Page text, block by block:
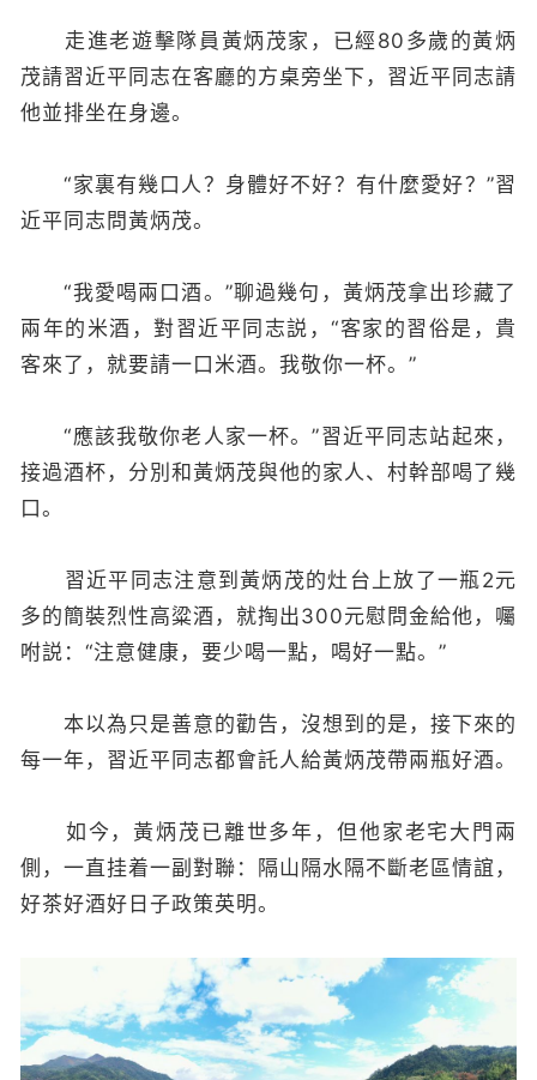
走進老遊擊隊員黃炳茂家，已經80多歲的黃炳
茂請習近平同志在客廳的方桌旁坐下，習近平同志請
他並排坐在身邊。
“家裏有幾口人？身體好不好？有什麼愛好？”習
近平同志問黃炳茂。
“我愛喝兩口酒。”聊過幾句，黃炳茂拿出珍藏了
兩年的米酒，對習近平同志説，“客家的習俗是，貴
客來了，就要請一口米酒。我敬你一杯。”
“應該我敬你老人家一杯。”習近平同志站起來，
接過酒杯，分別和黃炳茂與他的家人、村幹部喝了幾
口。
習近平同志注意到黃炳茂的灶台上放了一瓶2元
多的簡裝烈性高粱酒，就掏出300元慰問金給他，囑
咐説：“注意健康，要少喝一點，喝好一點。”
本以為只是善意的勸告，沒想到的是，接下來的
每一年，習近平同志都會託人給黃炳茂帶兩瓶好酒。
如今，黃炳茂已離世多年，但他家老宅大門兩
側，一直挂着一副對聯：隔山隔水隔不斷老區情誼，
好茶好酒好日子政策英明。